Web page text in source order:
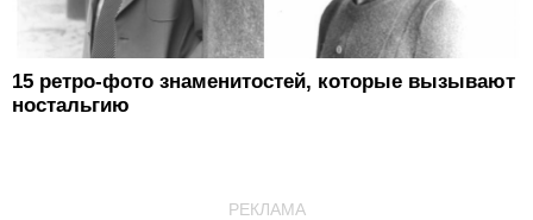
15 ретро-фото знаменитостей, которые вызывают
ностальгию
РЕКЛАМА